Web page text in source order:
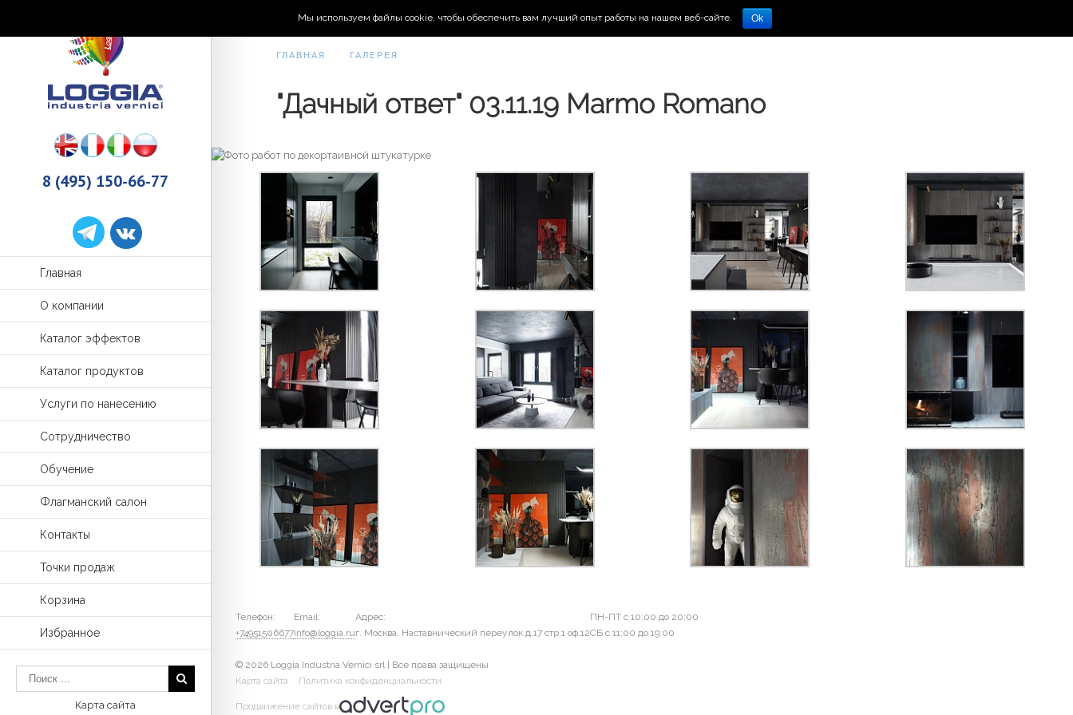
8 (495) 150-66-77
Главная
О компании
Каталог эффектов
Каталог продуктов
Услуги по нанесению
Сотрудничество
Обучение
Флагманский салон
Контакты
Точки продаж
Корзина
Избранное
Карта сайта
ГЛАВНАЯ ГАЛЕРЕЯ
"Дачный ответ" 03.11.19 Marmo Romano
Телефон:
+74951506677
Email:
info@loggia.ru
Адрес:
г. Москва, Наставнический переулок д.17 стр.1 оф.12
ПН-ПТ с 10:00 до 20:00
СБ с 11:00 до 19:00
© 2026 Loggia Industria Vernici srl | Все права защищены
Карта сайта
Политика конфиденциальности
Продвижение сайтов в
Мы используем файлы cookie, чтобы обеспечить вам лучший опыт работы на нашем веб-сайте. Ok